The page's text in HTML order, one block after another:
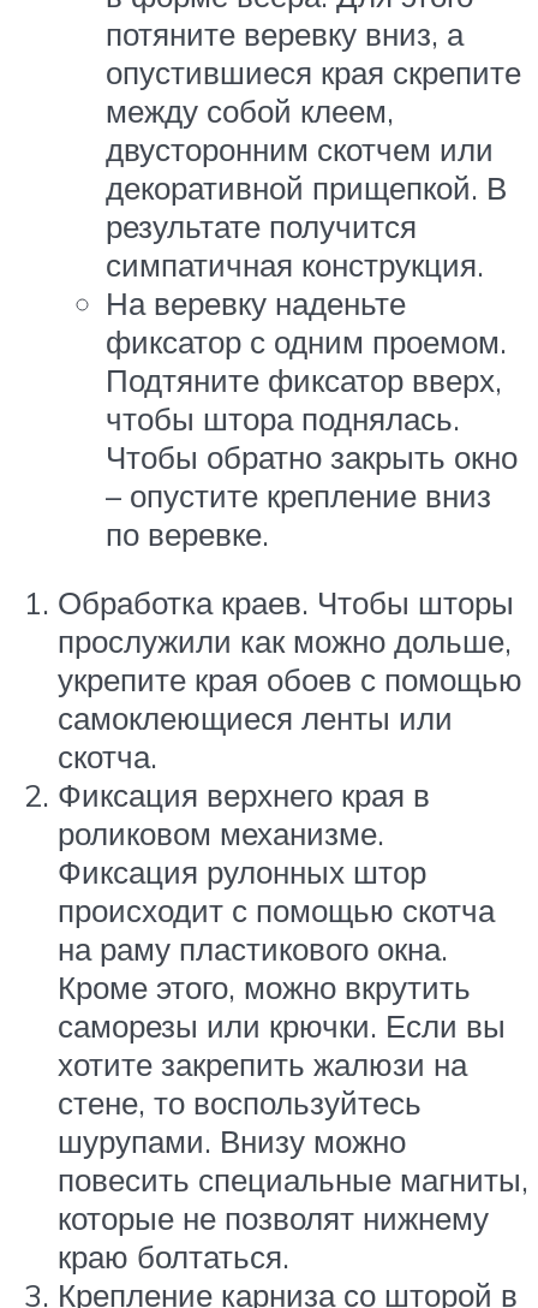
потяните веревку вниз, а
опустившиеся края скрепите
между собой клеем,
двусторонним скотчем или
декоративной прищепкой. В
результате получится
симпатичная конструкция.
На веревку наденьте
фиксатор с одним проемом.
Подтяните фиксатор вверх,
чтобы штора поднялась.
Чтобы обратно закрыть окно
– опустите крепление вниз
по веревке.
Обработка краев. Чтобы шторы
прослужили как можно дольше,
укрепите края обоев с помощью
самоклеющиеся ленты или
скотча.
Фиксация верхнего края в
роликовом механизме.
Фиксация рулонных штор
происходит с помощью скотча
на раму пластикового окна.
Кроме этого, можно вкрутить
саморезы или крючки. Если вы
хотите закрепить жалюзи на
стене, то воспользуйтесь
шурупами. Внизу можно
повесить специальные магниты,
которые не позволят нижнему
краю болтаться.
Крепление карниза со шторой в